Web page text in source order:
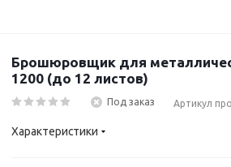
Брошюровщик для
1200 (до 12 листов)
Под заказ Артикул
Характеристики